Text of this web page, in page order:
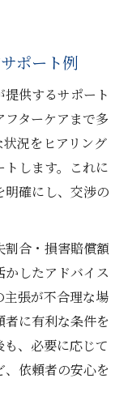
ポート例
供するサポート
ターケアまで多
況をヒアリング
トします。これに
明確にし、交渉の
合・損害賠償額
したアドバイス
主張が不合理な場
に有利な条件を
、必要に応じて
依頼者の安心を